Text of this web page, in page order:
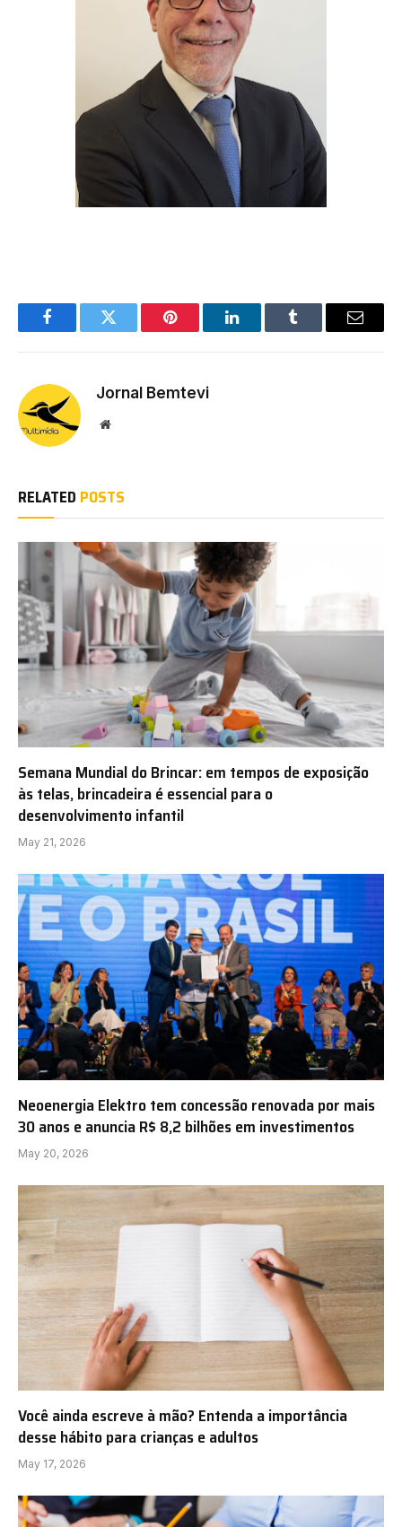
FacebookTwitter Pinterest LinkedInTumblr Email
Jornal Bemtevi
Website
RELATED POSTS
Semana Mundial do Brincar: em tempos de exposição
às telas, brincadeira é essencial para o
desenvolvimento infantil
May 21, 2026
Neoenergia Elektro tem concessão renovada por mais
30 anos e anuncia R$ 8,2 bilhões em investimentos
May 20, 2026
Você ainda escreve à mão? Entenda a importância
desse hábito para crianças e adultos
May 17, 2026